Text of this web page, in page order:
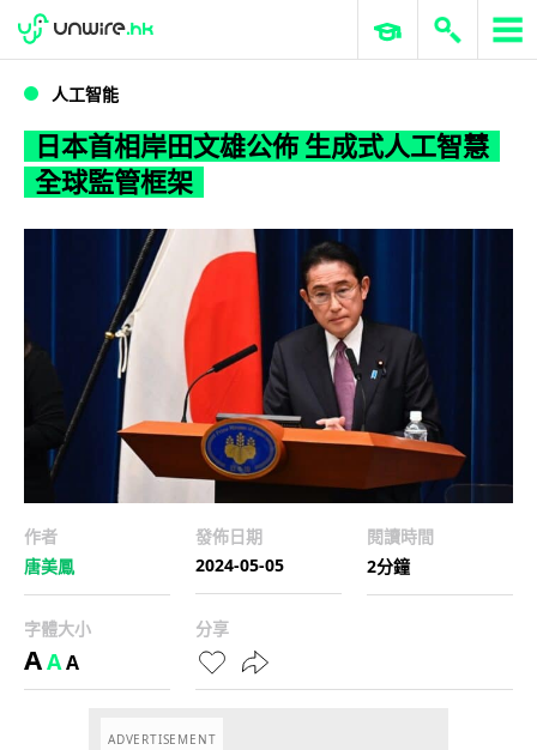
WWDC 2026 ERP 與商業 AI
人工智能
日本首相岸田文雄公佈 生成式人工智慧
全球監管框架
作者
唐美鳳
發佈日期
2024-05-05
閱讀時間
2分鐘
字體大小
AAA
分享
ADVERTISEMENT